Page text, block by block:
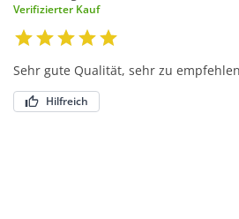
Verifizierter Kauf
Sehr gute Qualität, sehr zu
Hilfreich